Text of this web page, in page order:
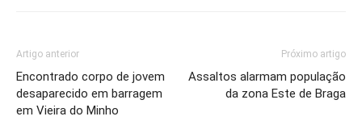
Artigo anterior
Encontrado corpo de jovem
desaparecido em barragem
em Vieira do Minho
Próximo artigo
Assaltos alarmam população
da zona Este de Braga